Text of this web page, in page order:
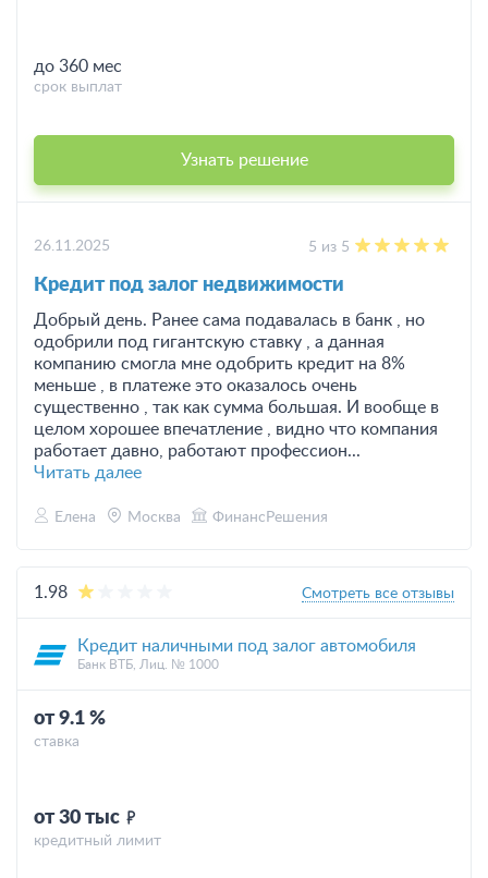
до 360 мес
срок выплат
Узнать решение
26.11.2025 5 из 5
Кредит под залог недвижимости
Добрый день. Ранее сама подавалась в банк , но
одобрили под гигантскую ставку , а данная
компанию смогла мне одобрить кредит на 8%
меньше , в платеже это оказалось очень
существенно , так как сумма большая. И вообще в
целом хорошее впечатление , видно что компания
работает давно, работают профессион...
Читать далее
Елена Москва ФинансРешения
1.98 Смотреть все отзывы
Кредит наличными под залог автомобиля
Банк ВТБ, Лиц. № 1000
от 9.1 %
ставка
от 30 тыс
кредитный лимит